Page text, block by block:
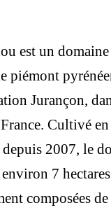
est un
piémont
Jurançon,
Cultivé
2007, le
environ 7
composées de